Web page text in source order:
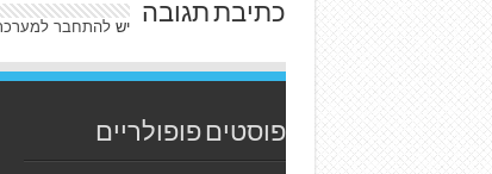
כתיבת תגובה ישלהתחבר
פוסטים פופולריים